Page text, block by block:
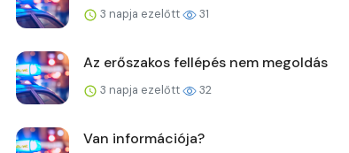
3 napja ezelőtt 31
Az erőszakos fellépés nem megoldás
3 napja ezelőtt 32
Van információja?